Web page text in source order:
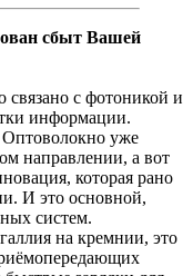
сбыт Вашей
связано с фотоникой и
информации.
Оптоволокно уже
направлении, а вот
которая рано
И это основной,
систем.
на кремнии, это